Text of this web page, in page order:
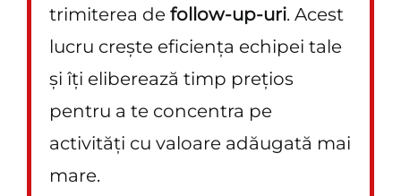
trimiterea de follow-up-uri. Acest
lucru crește eficiența echipei tale
și îți eliberează timp prețios
pentru a te concentra pe
activități cu valoare adăugată mai
mare.